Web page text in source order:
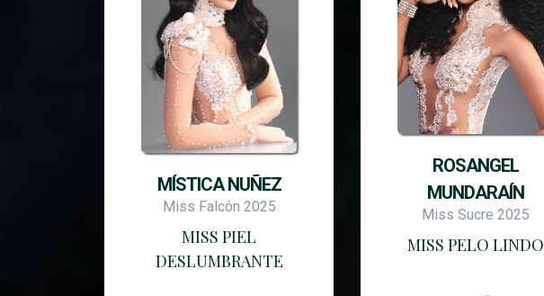
MÍSTICA NUÑEZ
Miss Falcón 2025
MISS PIEL
DESLUMBRANTE
ROSANGEL
MUNDARAÍN
Miss Sucre 2025
MISS PELO LINDO